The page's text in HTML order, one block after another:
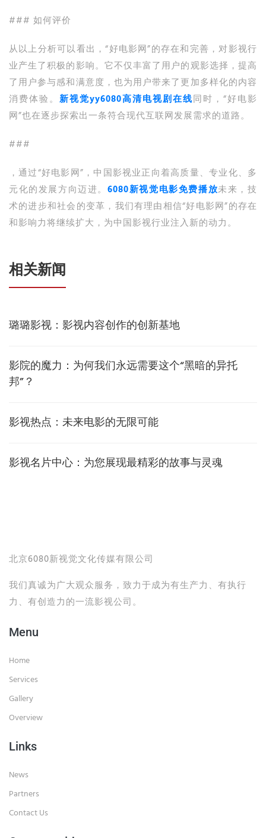
### 如何评价
从以上分析可以看出，“好电影网”的存在和完善，对影视行
业产生了积极的影响。它不仅丰富了用户的观影选择，提高
了用户参与感和满意度，也为用户带来了更加多样化的内容
消费体验。 新视觉yy6080高清电视剧在线同时，“好电影
网”也在逐步探索出一条符合现代互联网发展需求的道路。
###
，通过“好电影网”，中国影视业正向着高质量、专业化、多
元化的发展方向迈进。6080新视觉电影免费播放未来，技
术的进步和社会的变革，我们有理由相信“好电影网”的存在
和影响力将继续扩大，为中国影视行业注入新的动力。
相关新闻
璐璐影视：影视内容创作的创新基地
影院的魔力：为何我们永远需要这个“黑暗的异托
邦”？
影视热点：未来电影的无限可能
影视名片中心：为您展现最精彩的故事与灵魂
北京6080新视觉文化传媒有限公司
我们真诚为广大观众服务，致力于成为有生产力、有执行
力、有创造力的一流影视公司。
Menu
Home
Services
Gallery
Overview
Links
News
Partners
Contact Us